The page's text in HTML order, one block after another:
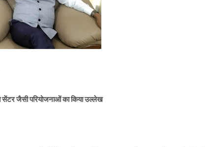
सेंटर जैसी परियोजनाओं का किया उल्लेख